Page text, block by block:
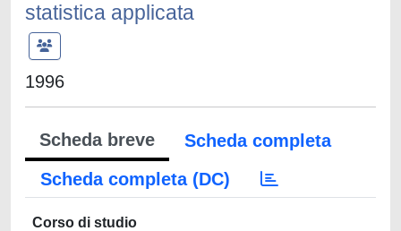
statistica applicata
1996
Scheda breve
Scheda completa
Scheda completa (DC)
Corso di studio